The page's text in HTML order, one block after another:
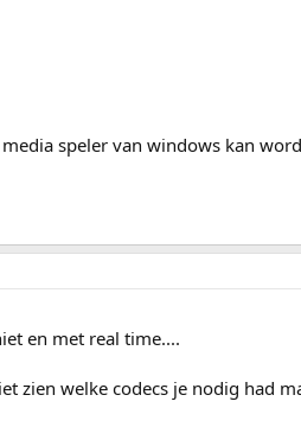
speler van windows kan
en met real time....
zien welke codecs je nodig had